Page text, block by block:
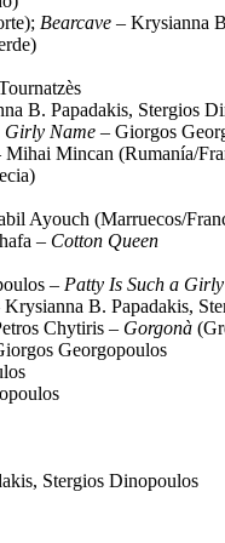
Bearcave – Krysianna
B. Papadakis, Stergios
Girly Name – Giorgos
Mincan (Rumanía/
Ayouch (Marruecos/
– Cotton Queen
– Patty Is Such a
B. Papadakis,
Chytiris – Gorgonà
Georgopoulos
Stergios Dinopoulos